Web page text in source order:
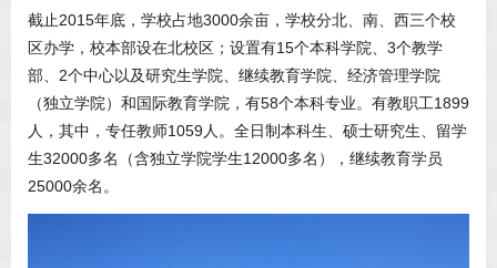
截止2015年底，学校占地3000余亩，学校分北、南、西三个校
区办学，校本部设在北校区；设置有15个本科学院、3个教学
部、2个中心以及研究生学院、继续教育学院、经济管理学院
（独立学院）和国际教育学院，有58个本科专业。有教职工1899
人，其中，专任教师1059人。全日制本科生、硕士研究生、留学
生32000多名（含独立学院学生12000多名），继续教育学员
25000余名。